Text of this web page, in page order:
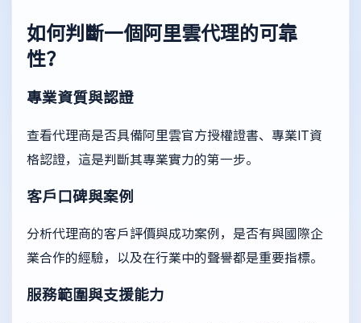
如何判斷一個阿里雲代理的可靠
性？
專業資質與認證
查看代理商是否具備阿里雲官方授權證書、專業IT資
格認證，這是判斷其專業實力的第一步。
客戶口碑與案例
分析代理商的客戶評價與成功案例，是否有與國際企
業合作的經驗，以及在行業中的聲譽都是重要指標。
服務範圍與支援能力